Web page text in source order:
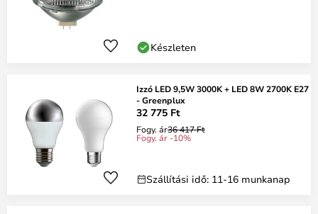
Készleten
Izzó LED 9,5W 3000K + LED 8W 2700K E27
- Greenplux
32 775 Ft
Fogy. ár36 417 Ft
Fogy. ár -10%
Szállítási idő: 11-16 munkanap